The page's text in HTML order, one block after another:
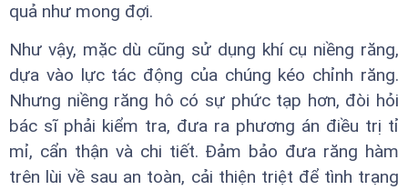
quả như mong đợi.
Như vậy, mặc dù cũng sử dụng khí cụ niềng răng,
dựa vào lực tác động của chúng kéo chỉnh răng.
Nhưng niềng răng hô có sự phức tạp hơn, đòi hỏi
bác sĩ phải kiểm tra, đưa ra phương án điều trị tỉ
mỉ, cẩn thận và chi tiết. Đảm bảo đưa răng hàm
trên lùi về sau an toàn, cải thiện triệt để tình trạng